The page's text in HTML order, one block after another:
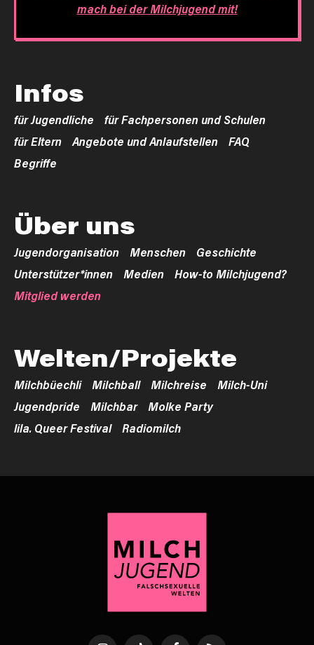
mach bei der Milchjugend mit!
Infos
für Jugendliche
für Fachpersonen und Schulen
für Eltern
Angebote und Anlaufstellen
FAQ
Begriffe
Über uns
Jugendorganisation Menschen
Geschichte
Unterstützer*innen
Medien
How-to Milchjugend?
Mitglied werden
Welten/Projekte
Milchbüechli Milchball Milchreise
Milch-Uni
Jugendpride
Milchbar
Molke Party
lila. Queer Festival
Radiomilch